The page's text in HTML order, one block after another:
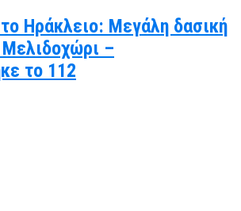
Ηράκλειο: Μεγάλη δασική
–
το 112